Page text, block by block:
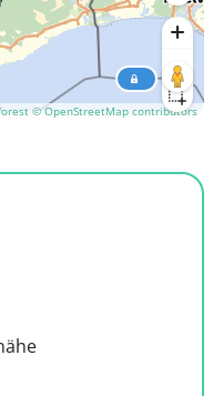
© OpenStreetMap contributors